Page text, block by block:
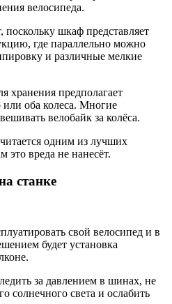
велосипеда.
шкаф представляет
где параллельно можно
и различные мелкие
хранения предполагает
оба колеса. Многие
велобайк за колёса.
одним из лучших
это вреда не нанесёт.
станке
свой велосипед и в
будет установка
за давлением в шинах, не
солнечного света и ослабить